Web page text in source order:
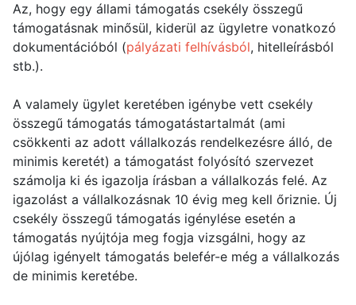
Az, hogy egy állami támogatás csekély összegű
támogatásnak minősül, kiderül az ügyletre vonatkozó
dokumentációból (pályázati felhívásból, hitelleírásból
stb.).
A valamely ügylet keretében igénybe vett csekély
összegű támogatás támogatástartalmát (ami
csökkenti az adott vállalkozás rendelkezésre álló, de
minimis keretét) a támogatást folyósító szervezet
számolja ki és igazolja írásban a vállalkozás felé. Az
igazolást a vállalkozásnak 10 évig meg kell őriznie. Új
csekély összegű támogatás igénylése esetén a
támogatás nyújtója meg fogja vizsgálni, hogy az
újólag igényelt támogatás belefér-e még a vállalkozás
de minimis keretébe.